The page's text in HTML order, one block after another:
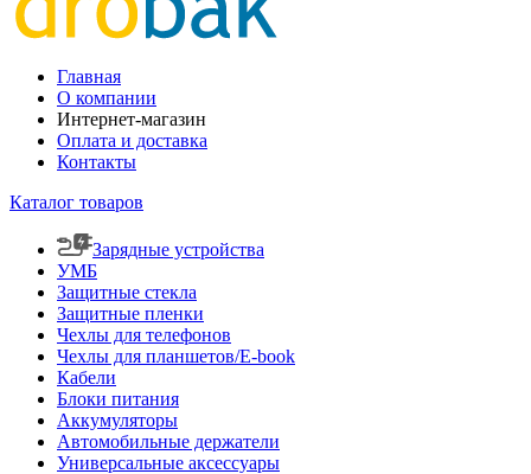
Главная
О компании
Интернет-магазин
Оплата и доставка
Контакты
Каталог товаров
Зарядные устройства
УМБ
Защитные стекла
Защитные пленки
Чехлы для телефонов
Чехлы для планшетов/E-book
Кабели
Блоки питания
Аккумуляторы
Автомобильные держатели
Универсальные аксессуары